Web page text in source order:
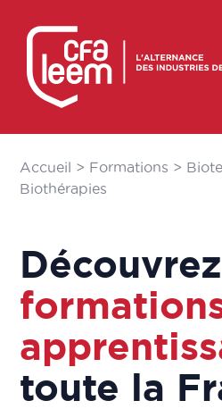
Accueil > Formations >
Biothérapies
toute la